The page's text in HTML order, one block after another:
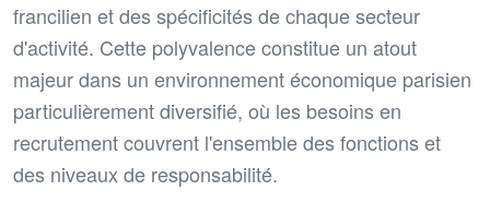
francilien et des spécificités de chaque secteur
d'activité. Cette polyvalence constitue un atout
majeur dans un environnement économique parisien
particulièrement diversifié, où les besoins en
recrutement couvrent l'ensemble des fonctions et
des niveaux de responsabilité.